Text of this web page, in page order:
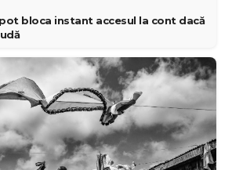
bloca instant accesul la cont dacă